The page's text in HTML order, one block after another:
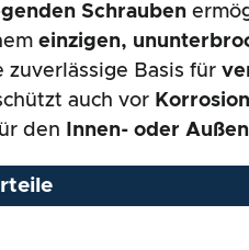
Schrauben
einzigen,
Basis für
auch vor Korrosion
den Innen- oder